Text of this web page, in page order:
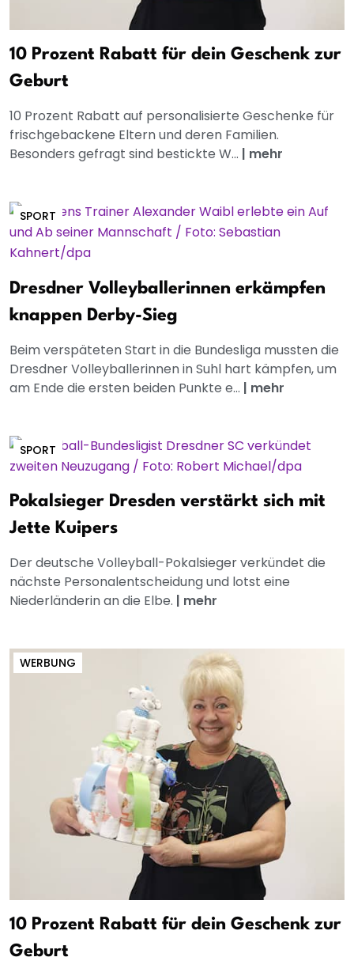
10 Prozent Rabatt für dein Geschenk zur
Geburt
10 Prozent Rabatt auf personalisierte Geschenke für
frischgebackene Eltern und deren Familien.
Besonders gefragt sind bestickte W... | mehr
SPORT
Dresdner Volleyballerinnen erkämpfen
knappen Derby-Sieg
Beim verspäteten Start in die Bundesliga mussten die
Dresdner Volleyballerinnen in Suhl hart kämpfen, um
am Ende die ersten beiden Punkte e... | mehr
SPORT
Pokalsieger Dresden verstärkt sich mit
Jette Kuipers
Der deutsche Volleyball-Pokalsieger verkündet die
nächste Personalentscheidung und lotst eine
Niederländerin an die Elbe. | mehr
WERBUNG
10 Prozent Rabatt für dein Geschenk zur
Geburt